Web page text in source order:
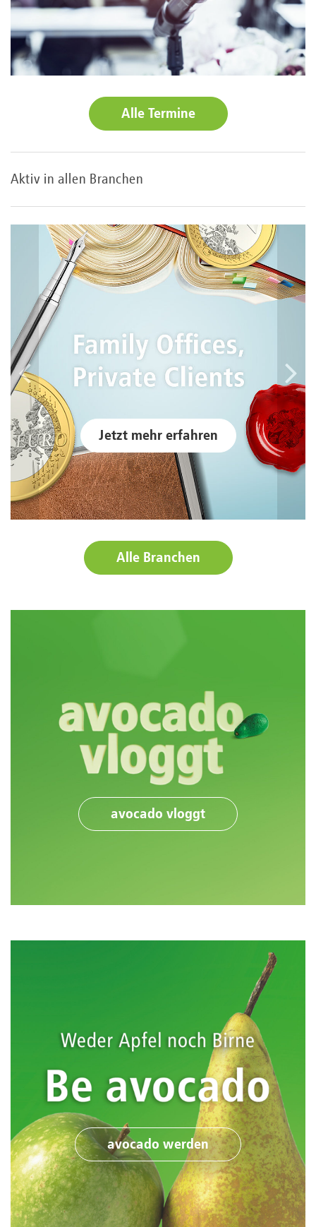
Alle Termine
Aktiv in allen Branchen
Jetzt mehr erfahren
vorheriger
Alle Branchen
avocado vloggt
avocado werden